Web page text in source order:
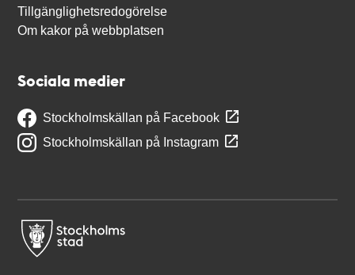
Tillgänglighetsredogörelse
Om kakor på webbplatsen
Sociala medier
Stockholmskällan på Facebook
Stockholmskällan på Instagram